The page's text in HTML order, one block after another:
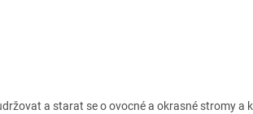
a starat se o ovocné a okrasné stromy a